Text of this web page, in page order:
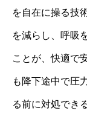
を自在に操る技
を減らし、呼吸
ことが、快適で
も降下途中で圧
る前に対処でき